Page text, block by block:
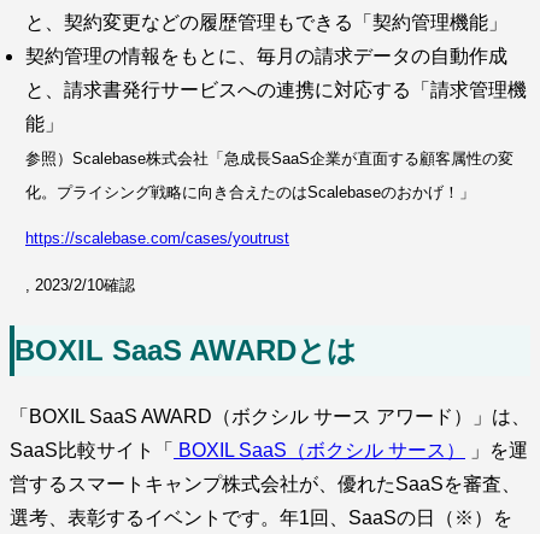
と、契約変更などの履歴管理もできる「契約管理機能」
契約管理の情報をもとに、毎月の請求データの自動作成
と、請求書発行サービスへの連携に対応する「請求管理機
能」
参照）Scalebase株式会社「急成長SaaS企業が直面する顧客属性の変
化。プライシング戦略に向き合えたのはScalebaseのおかげ！」
https://scalebase.com/cases/youtrust
, 2023/2/10確認
BOXIL SaaS AWARDとは
「BOXIL SaaS AWARD（ボクシル サース アワード）」は、
SaaS比較サイト「
BOXIL SaaS（ボクシル サース）
」を運
営するスマートキャンプ株式会社が、優れたSaaSを審査、
選考、表彰するイベントです。年1回、SaaSの日（※）を